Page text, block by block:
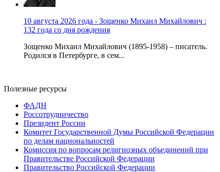
10 августа 2026 года - Зощенко Михаил Михайлович :
132 года со дня рождения
Зощенко Михаил Михайлович (1895-1958) – писатель.
Родился в Петербурге, в сем...
Полезные ресурсы
ФАДН
Россотрудничество
Президент России
Комитет Государственной Думы Российской Федерации
по делам национальностей
Комиссия по вопросам религиозных объединений при
Правительстве Российской Федерации
Правительство Российской Федерации